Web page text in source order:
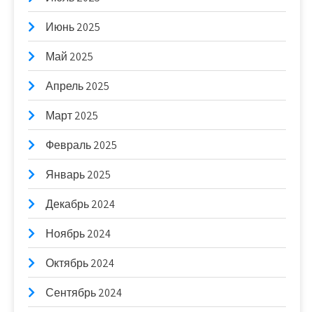
Июнь 2025
Май 2025
Апрель 2025
Март 2025
Февраль 2025
Январь 2025
Декабрь 2024
Ноябрь 2024
Октябрь 2024
Сентябрь 2024